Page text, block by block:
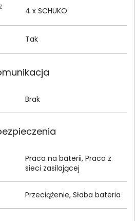
4 x SCHUKO
Tak
Brak
Praca na baterii, Praca z
sieci zasilającej
Przeciążenie, Słaba bateria